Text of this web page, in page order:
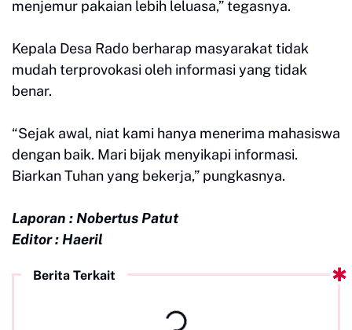
menjemur pakaian lebih leluasa,” tegasnya.
Kepala Desa Rado berharap masyarakat tidak
mudah terprovokasi oleh informasi yang tidak
benar.
“Sejak awal, niat kami hanya menerima mahasiswa
dengan baik. Mari bijak menyikapi informasi.
Biarkan Tuhan yang bekerja,” pungkasnya.
Laporan : Nobertus Patut
Editor : Haeril
Berita Terkait